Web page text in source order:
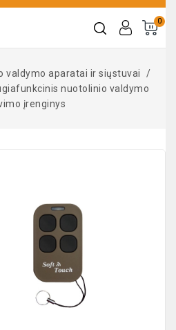
0
valdymo aparatai ir siųstuvai
nuotolinio valdymo
įrenginys